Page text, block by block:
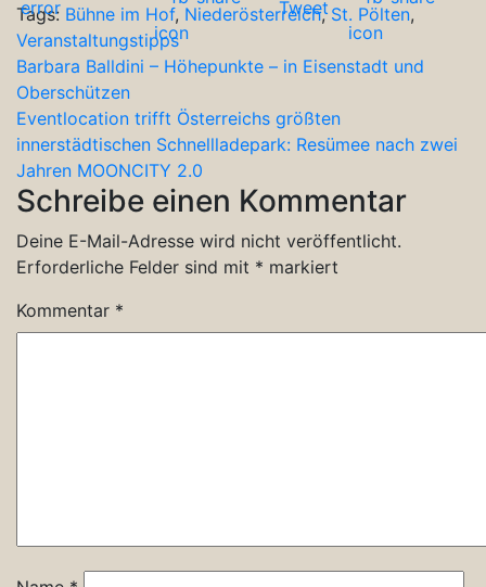
Tags: Bühne im Hof, Niederösterreich, St. Pölten,
Veranstaltungstipps
Beitragsnavigation
Barbara Balldini – Höhepunkte – in Eisenstadt und
Oberschützen
Eventlocation trifft Österreichs größten
innerstädtischen Schnellladepark: Resümee nach zwei
Jahren MOONCITY 2.0
Schreibe einen Kommentar
Deine E-Mail-Adresse wird nicht veröffentlicht.
Erforderliche Felder sind mit * markiert
Kommentar *